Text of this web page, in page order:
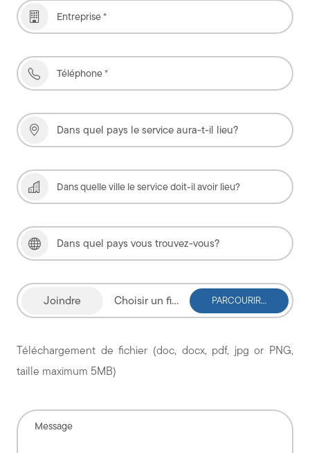
Choisir un fichier
Téléchargement de fichier (doc, docx, pdf, jpg or PNG,
taille maximum 5MB)